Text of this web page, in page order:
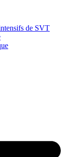
de SVT